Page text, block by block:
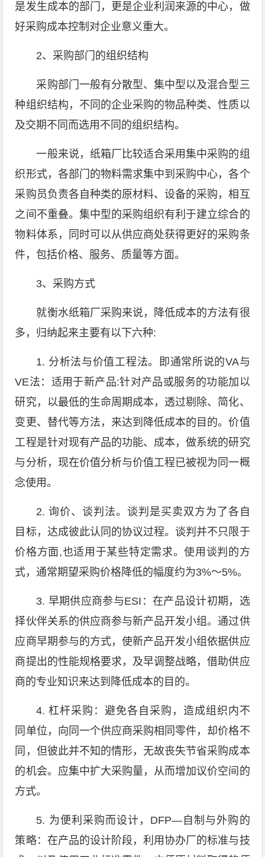
是发生成本的部门，更是企业利润来源的中心，做
好采购成本控制对企业意义重大。
2、采购部门的组织结构
采购部门一般有分散型、集中型以及混合型三
种组织结构，不同的企业采购的物品种类、性质以
及交期不同而选用不同的组织结构。
一般来说，纸箱厂比较适合采用集中采购的组
织形式，各部门的物料需求集中到采购中心，各个
采购员负责各自种类的原材料、设备的采购，相互
之间不重叠。集中型的采购组织有利于建立综合的
物料体系，同时可以从供应商处获得更好的采购条
件，包括价格、服务、质量等方面。
3、采购方式
就衡水纸箱厂采购来说，降低成本的方法有很
多，归纳起来主要有以下六种:
1. 分析法与价值工程法。即通常所说的VA与
VE法：适用于新产品:针对产品或服务的功能加以
研究，以最低的生命周期成本，透过剔除、简化、
变更、替代等方法，来达到降低成本的目的。价值
工程是针对现有产品的功能、成本，做系统的研究
与分析，现在价值分析与价值工程已被视为同一概
念使用。
2. 询价、谈判法。谈判是买卖双方为了各自
目标，达成彼此认同的协议过程。谈判并不只限于
价格方面,也适用于某些特定需求。使用谈判的方
式，通常期望采购价格降低的幅度约为3%～5%。
3. 早期供应商参与ESI：在产品设计初期，选
择伙伴关系的供应商参与新产品开发小组。通过供
应商早期参与的方式，使新产品开发小组依据供应
商提出的性能规格要求，及早调整战略，借助供应
商的专业知识来达到降低成本的目的。
4. 杠杆采购：避免各自采购，造成组织内不
同单位，向同一个供应商采购相同零件，却价格不
同，但彼此并不知的情形，无故丧失节省采购成本
的机会。应集中扩大采购量，从而增加议价空间的
方式。
5. 为便利采购而设计，DFP—自制与外购的
策略：在产品的设计阶段，利用协办厂的标准与技